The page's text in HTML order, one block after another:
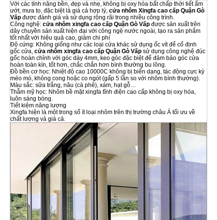
Với các tính năng bền, đẹp và nhẹ, không bị oxy hóa bất chấp thời tiết ẩm
ướt, mưa to, đặc biệt là giá cả hợp lý, cửa nhôm Xingfa cao cấp Quận Gò
Vấp được đánh giá và sử dụng rộng rãi trong nhiều công trình.
Công nghệ: cửa nhôm xingfa cao cấp Quận Gò Vấp được sản xuất trên
dây chuyền sản xuất hiện đại với công ngệ nước ngoài, tạo ra sản phẩm
tốt nhất với hiệu quả cao, giảm chi phí
Độ cứng: Không giống như các loại cửa khác sử dụng ốc vít để cố định
gốc cửa, cửa nhôm xingfa cao cấp Quận Gò Vấp sử dụng công nghệ đúc
gốc hoàn chỉnh với góc dày 4mm, keo góc đặc biệt để đảm bảo góc cửa
hoàn toàn kín, tốt hơn, chắc chắn hơn bình thường bu lông.
Đồ bền cơ học: Nhiệt độ cao 10000C không bị biến dạng, tác động cực kỳ
méo mó, không cong hoặc co ngót (gấp 5 lần so với nhôm bình thường).
Màu sắc: sữa trắng, nâu (cà phê), xám, hạt gỗ…
Thẫm mỹ học: Nhôm bề mặt xingfa tĩnh điện cao cấp không bị oxy hóa,
luôn sáng bóng.
Tiết kiệm năng lượng
Xingfa hiện là một trong số ít loại nhôm trên thị trường châu Á tối ưu về
chất lượng và giá cả.